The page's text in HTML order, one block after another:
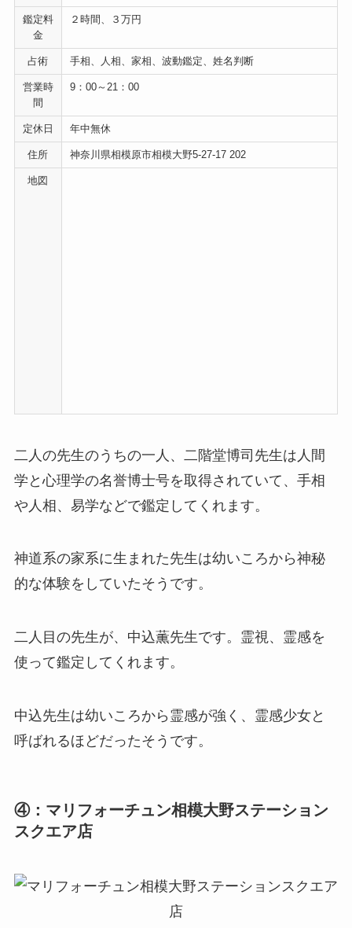
鑑定料
金
２時間、３万円
占術 手相、人相、家相、波動鑑定、姓名判断
営業時
間
9：00～21：00
定休日 年中無休
住所 神奈川県相模原市相模大野5-27-17 202
地図
二人の先生のうちの一人、二階堂博司先生は人間
学と心理学の名誉博士号を取得されていて、手相
や人相、易学などで鑑定してくれます。
神道系の家系に生まれた先生は幼いころから神秘
的な体験をしていたそうです。
二人目の先生が、中込薫先生です。霊視、霊感を
使って鑑定してくれます。
中込先生は幼いころから霊感が強く、霊感少女と
呼ばれるほどだったそうです。
④：マリフォーチュン相模大野ステーション
スクエア店